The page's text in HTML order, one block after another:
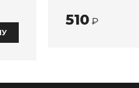
510 ₽